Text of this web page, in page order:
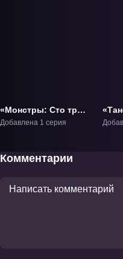
«Монстры: Сто три
милости —
Добавлена 1 серия
Комментарии